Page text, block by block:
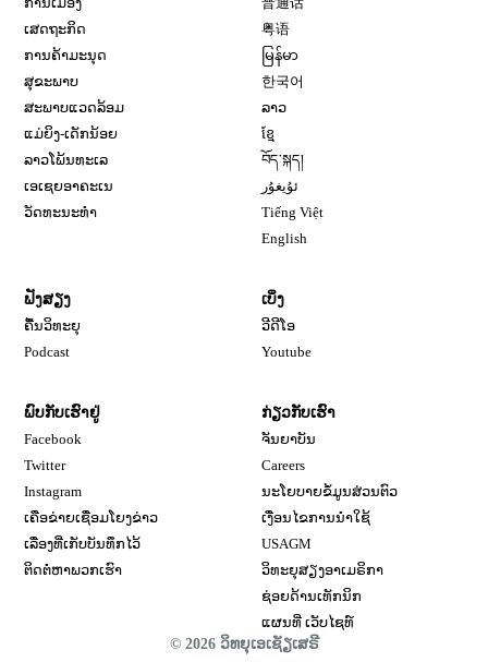
ເສດຖະກິດ
ການຄ້າມະນຸດ
ສຸຂະພາບ
ສະພາບແວດລ້ອມ
ແມ່ຍິງ-ເດັກນ້ອຍ
ລາວໂພ້ນທະເລ
ເອເຊຍອາຄະເນ
ວັດທະນະທຳ
粤语
မြန်မာ
한국어
ລາວ
ខ្មែ
བོད་སྐད།
ئۇيغۇر
Tiếng Việt
English
ຟັງສຽງ
ຄື້ນວິທະຍຸ
Podcast
ເບິ່ງ
ວີດີໂອ
Youtube
ພົບກັບເຮົາຢູ່
Facebook
TwitterOpens in new window
Instagram
ເຄືອຂ່າຍເຊື່ອມໂຍງຂ່າວ
ເລື່ອງທີ່ເກັບບັນທຶກໄວ້
ຕິດຕໍ່ຫາພວກເຮົາ
ກ່ຽວກັບເຮົາ
ຈັນຍາບັນ
Careers
ນະໂຍບາຍຂໍ້ມູນສ່ວນຕົວ
ເງື່ອນໄຂການນໍາໃຊ້
USAGM
ວິທະຍຸສຽງອາເມຣິກາ
ຊ່ອຍດ້ານເທັກນິກ
ແຜນທີ່ ເວັບໄຊທ໌
© 2026 ວິ​ທ​ຍຸ​ເອ​ເຊັຽ​ເສ​ຣີ